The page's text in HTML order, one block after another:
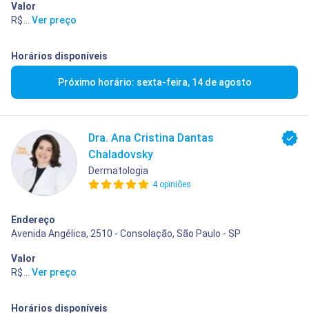
Valor
R$ 400,00
Ver preço
Horários disponíveis
Próximo horário: sexta-feira, 14 de agosto
Dra. Ana Cristina Dantas
Chaladovsky
Dermatologia
4 opiniões
Endereço
Avenida Angélica, 2510 - Consolação, São Paulo - SP
Valor
R$ 400,00
Ver preço
Horários disponíveis